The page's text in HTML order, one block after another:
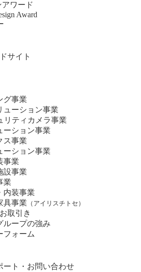
ワード
Award
サイト
グ事業
ューション事業
リティカメラ事業
ーション事業
ス事業
ーション事業
事業
設事業
業
内装事業
具事業 （アイリスチトセ）
取引き
ループの強み
フォーム
ート・お問い合わせ